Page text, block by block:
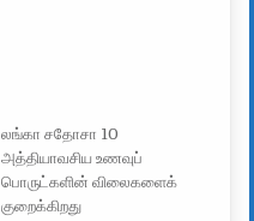
லங்கா சதோசா 10
அத்தியாவசிய உணவுப்
பொருட்களின் விலைகளைக்
குறைக்கிறது